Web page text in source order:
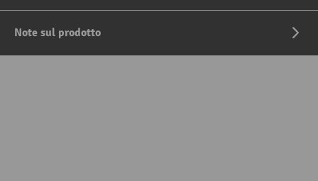
Note sul prodotto